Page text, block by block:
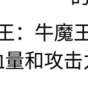
：牛魔
和攻击